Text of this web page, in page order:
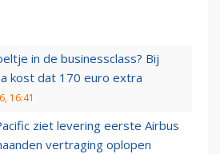
in de businessclass? Bij
kost dat 170 euro extra
16:41
ziet levering eerste Airbus
vertraging oplopen